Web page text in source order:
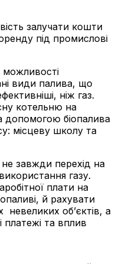
залучати кошти
під промислові
можливості
види палива, що
ніж газ.
котельню на
допомогою біопалива
місцеву школу та
завжди перехід на
газу.
плати на
й рахувати
невеликих об’єктів, а
та вплив